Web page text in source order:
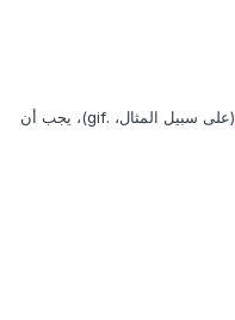
(على سبيل المثال، .gif)، يجب أن